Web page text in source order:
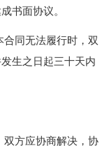
书面协议。
同无法履行时，双
生之日起三十天内
方应协商解决，协